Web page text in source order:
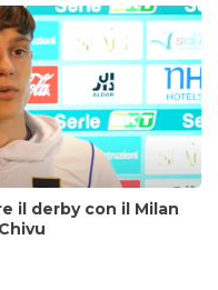
il derby con il Milan